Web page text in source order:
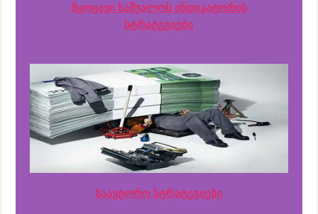
მცოცავი საშუალოს ინდიკატორის
სტრატეგიები
საავტორო სტრატეგიები